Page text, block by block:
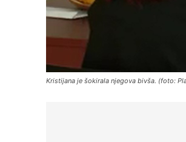
Kristijana je šokirala njegova bivša. (foto: